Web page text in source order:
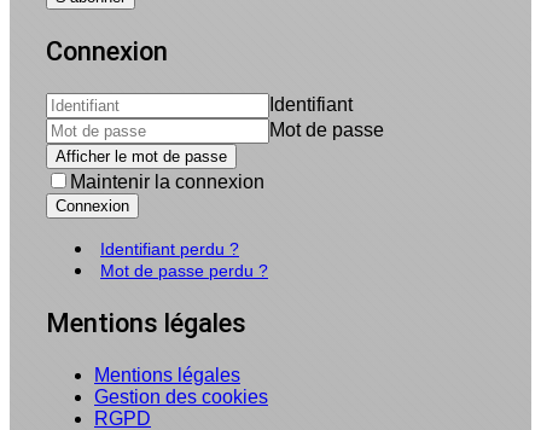
Connexion
Identifiant
Mot de passe
Afficher le mot de passe
Maintenir la connexion
Connexion
Identifiant perdu ?
Mot de passe perdu ?
Mentions légales
Mentions légales
Gestion des cookies
RGPD